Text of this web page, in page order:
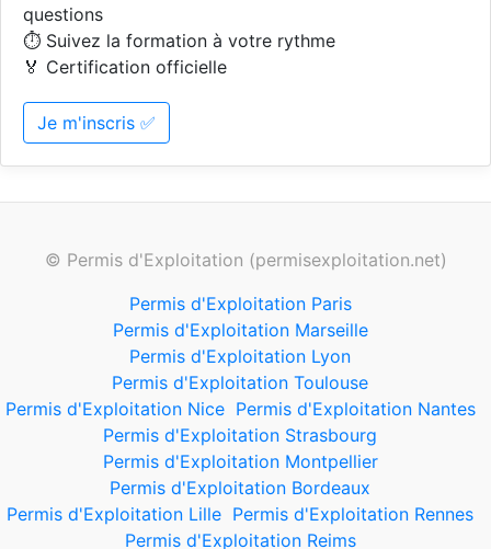
questions
⏱️ Suivez la formation à votre rythme
🏅 Certification officielle
Je m'inscris ✅
© Permis d'Exploitation (permisexploitation.net)
Permis d'Exploitation Paris
Permis d'Exploitation Marseille
Permis d'Exploitation Lyon
Permis d'Exploitation Toulouse
Permis d'Exploitation Nice Permis d'Exploitation Nantes
Permis d'Exploitation Strasbourg
Permis d'Exploitation Montpellier
Permis d'Exploitation Bordeaux
Permis d'Exploitation Lille Permis d'Exploitation Rennes
Permis d'Exploitation Reims